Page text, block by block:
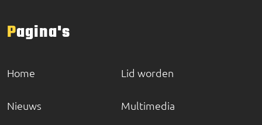
Pagina's
Home
Nieuws
Lid worden
Multimedia